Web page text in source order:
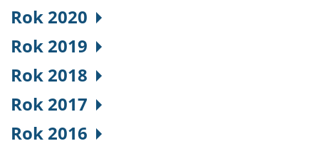
Rok 2020
Rok 2019
Rok 2018
Rok 2017
Rok 2016